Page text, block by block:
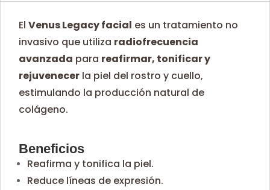
El Venus Legacy facial es un tratamiento no
invasivo que utiliza radiofrecuencia
avanzada para reafirmar, tonificar y
rejuvenecer la piel del rostro y cuello,
estimulando la producción natural de
colágeno.
Beneficios
Reafirma y tonifica la piel.
Reduce líneas de expresión.